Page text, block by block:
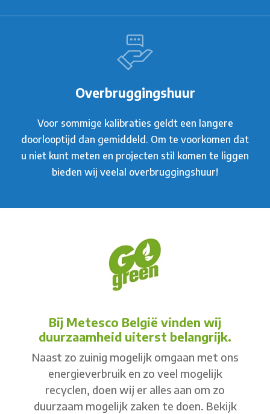
Overbruggingshuur
Voor sommige kalibraties geldt een langere
doorlooptijd dan gemiddeld. Om te voorkomen dat
u niet kunt meten en projecten stil komen te liggen
bieden wij veelal overbruggingshuur!
Bij Metesco België vinden wij
duurzaamheid uiterst belangrijk.
Naast zo zuinig mogelijk omgaan met ons
energieverbruik en zo veel mogelijk
recyclen, doen wij er alles aan om zo
duurzaam mogelijk zaken te doen. Bekijk